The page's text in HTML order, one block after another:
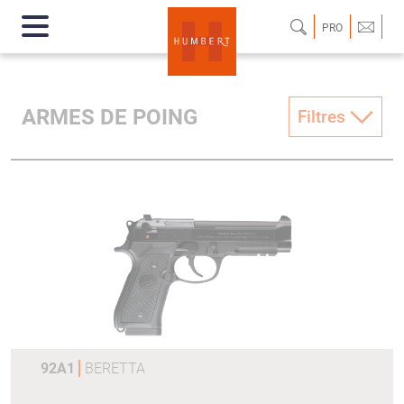
PRO
ARMES DE POING Filtres
92A1 BERETTA